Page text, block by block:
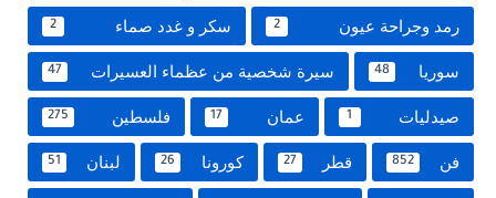
رمد وجراحة عيون 2 سكر و غدد صماء 2
سوريا 48 سيرة شخصية من عظماء العسيرات 47
صيدليات 1 عمان 17 فلسطين 275
فن 852 قطر 27 كورونا 26 لبنان 51